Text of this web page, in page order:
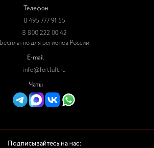
Телефон
8 495 777 91 55
8 800 222 00 42
Бесплатно для регионов России
E-mail
info@fortluft.ru
Чаты
Подписывайтесь на нас: